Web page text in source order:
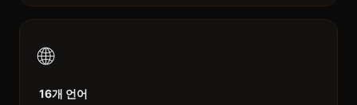
🌐
16개 언어